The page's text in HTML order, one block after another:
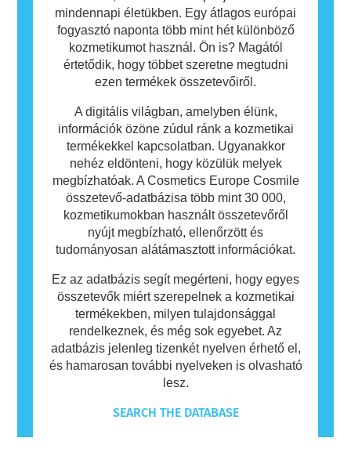
mindennapi életükben. Egy átlagos európai
fogyasztó naponta több mint hét különböző
kozmetikumot használ. Ön is? Magától
értetődik, hogy többet szeretne megtudni
ezen termékek összetevőiről.
A digitális világban, amelyben élünk,
információk özöne zúdul ránk a kozmetikai
termékekkel kapcsolatban. Ugyanakkor
nehéz eldönteni, hogy közülük melyek
megbízhatóak. A Cosmetics Europe Cosmile
összetevő-adatbázisa több mint 30 000,
kozmetikumokban használt összetevőről
nyújt megbízható, ellenőrzött és
tudományosan alátámasztott információkat.
Ez az adatbázis segít megérteni, hogy egyes
összetevők miért szerepelnek a kozmetikai
termékekben, milyen tulajdonsággal
rendelkeznek, és még sok egyebet. Az
adatbázis jelenleg tizenkét nyelven érhető el,
és hamarosan további nyelveken is olvasható
lesz.
SEARCH THE DATABASE